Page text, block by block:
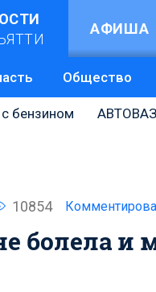
АФИША
Общество
бензином АВТОВАЗ
10854
болела и